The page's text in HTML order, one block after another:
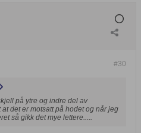
#30
på ytre og indre del av
det er motsatt på hodet og når jeg
så gikk det mye lettere.....